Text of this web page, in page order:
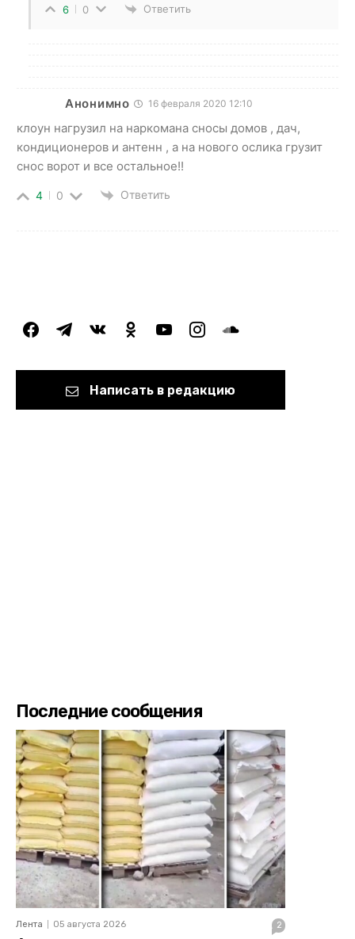
6 0 Ответить
Анонимно 16 февраля 2020 12:10
клоун нагрузил на наркомана сносы домов , дач,
кондиционеров и антенн , а на нового ослика грузит
снос ворот и все остальное!!
4 0 Ответить
facebooktelegramvkontakteodnoklassniki
youtubeinstagramsoundcloud
Написать в редакцию
Последние сообщения
Лента 05 августа 2026 2